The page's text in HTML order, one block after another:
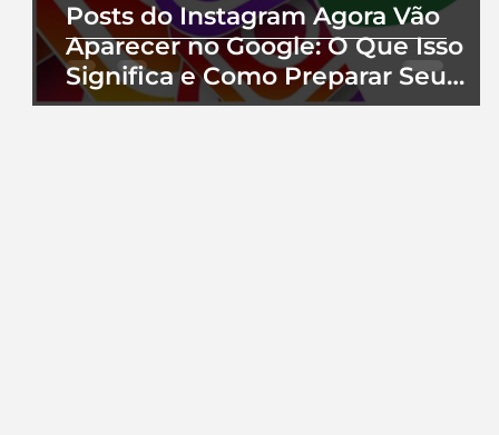
Posts do Instagram Agora Vão
Aparecer no Google: O Que Isso
Significa e Como Preparar Seu
Perfil